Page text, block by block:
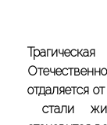
отдаляется
стали